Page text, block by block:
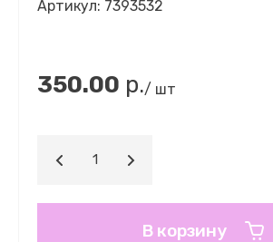
Артикул: 7393532
350.00 р./ шт
В корзину